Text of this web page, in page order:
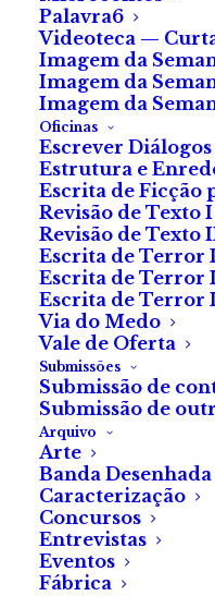
Palavra6
Videoteca —
Imagem da
Imagem da
Imagem da
Oficinas
Escrever Diálogos
Estrutura e
Escrita de Ficção
Revisão de Texto I
Revisão de Texto
Escrita de Terror
Escrita de Terror
Escrita de Terror
Via do Medo
Vale de Oferta
Submissões
Submissão de
Submissão de
Arquivo
Arte
Banda Desenhada
Caracterização
Concursos
Entrevistas
Eventos
Fábrica
© Fábrica do Terror